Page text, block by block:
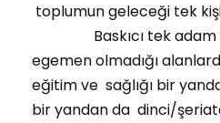
toplumun geleceği tek
Baskıcı tek adam
egemen olmadığı
eğitim ve sağlığı bir
bir yandan da dinci/